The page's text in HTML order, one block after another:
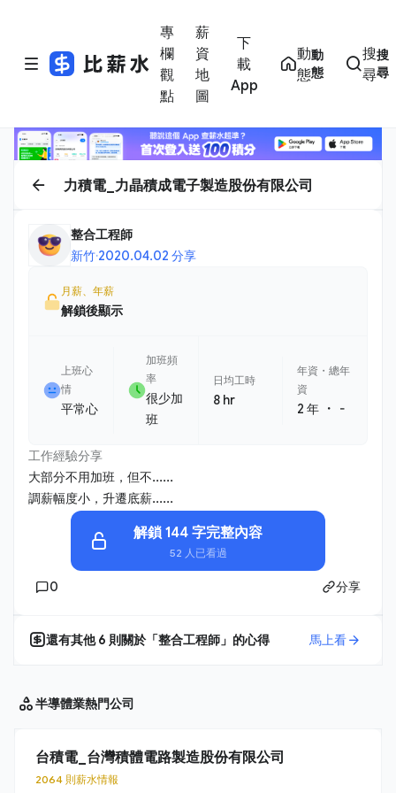
專
欄
觀
點
薪
資
地
圖
下
載
App
動
態
動
態
搜
尋
搜
尋
力積電_力晶積成電子製造股份有限公司
整合工程師
新竹·2020.04.02 分享
月薪、年薪
解鎖後顯示
上班心
情
平常心
加班頻
率
很少加
班
日均工時
8 hr
年資・總年
資
2 年 ・ -
工作經驗分享
大部分不用加班，但不......
調薪幅度小，升遷底薪......
解鎖 144 字完整內容
52 人已看過
0 分享
還有其他6 則關於「整合工程師 」的心得 馬上看
半導體業熱門公司
台積電_台灣積體電路製造股份有限公司
2064 則薪水情報